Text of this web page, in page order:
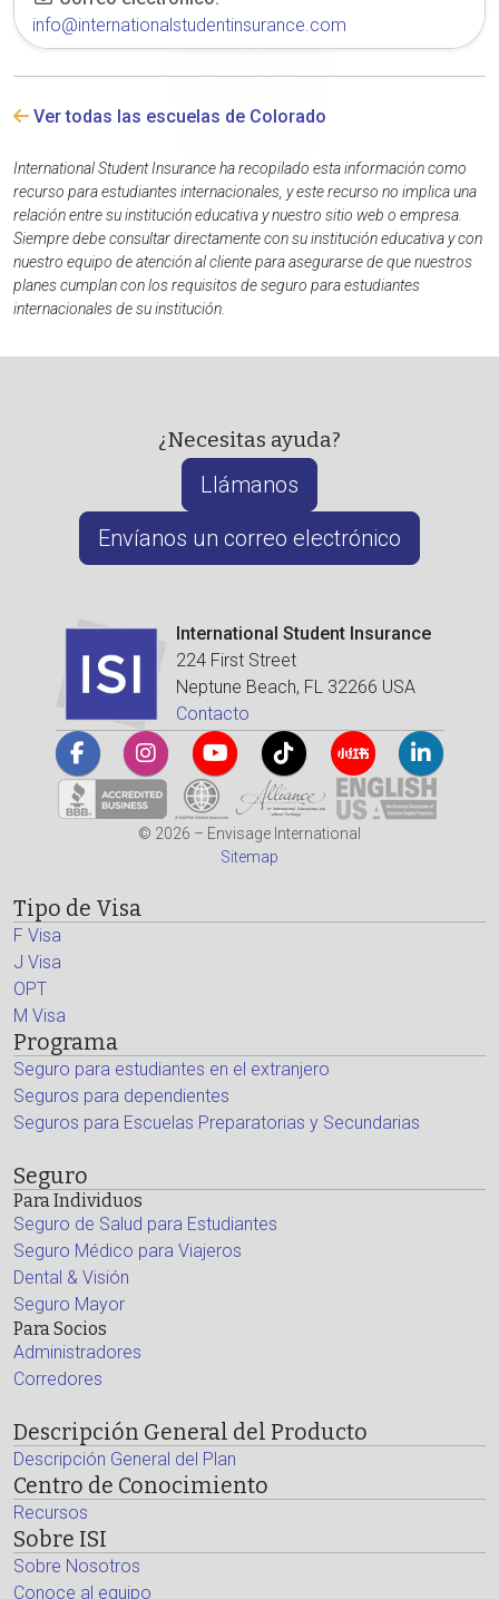
info@internationalstudentinsurance.com
Ver todas las escuelas de Colorado
International Student Insurance ha recopilado esta información como
recurso para estudiantes internacionales, y este recurso no implica una
relación entre su institución educativa y nuestro sitio web o empresa.
Siempre debe consultar directamente con su institución educativa y con
nuestro equipo de atención al cliente para asegurarse de que nuestros
planes cumplan con los requisitos de seguro para estudiantes
internacionales de su institución.
¿Necesitas ayuda?
Llámanos
Envíanos un correo electrónico
International Student Insurance
224 First Street
Neptune Beach, FL 32266 USA
Contacto
© 2026 – Envisage International
Sitemap
Tipo de Visa
F Visa
J Visa
OPT
M Visa
Programa
Seguro para estudiantes en el extranjero
Seguros para dependientes
Seguros para Escuelas Preparatorias y Secundarias
Seguro
Para Individuos
Seguro de Salud para Estudiantes
Seguro Médico para Viajeros
Dental & Visión
Seguro Mayor
Para Socios
Administradores
Corredores
Descripción General del Producto
Descripción General del Plan
Centro de Conocimiento
Recursos
Sobre ISI
Sobre Nosotros
Conoce al equipo